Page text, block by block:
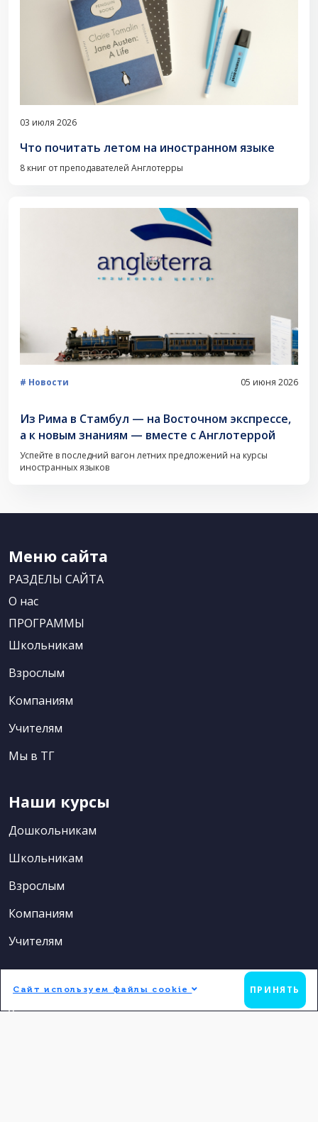
03 июля 2026
Что почитать летом на иностранном языке
8 книг от преподавателей Англотерры
Новости 05 июня 2026
Из Рима в Стамбул — на Восточном экспрессе,
а к новым знаниям — вместе с Англотеррой
Успейте в последний вагон летних предложений на курсы
иностранных языков
Меню сайта
РАЗДЕЛЫ САЙТА
О нас
ПРОГРАММЫ
Школьникам
Взрослым
Компаниям
Учителям
Мы в ТГ
Наши курсы
Дошкольникам
Школьникам
Взрослым
Компаниям
Учителям
Контакты
8 (831) 213-53-54
Сайт используем файлы cookie ПРИНЯТЬ